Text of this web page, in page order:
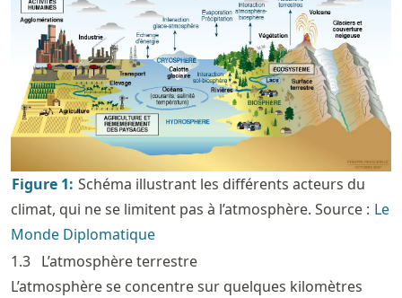
Figure 1: Schéma illustrant les différents acteurs du
climat, qui ne se limitent pas à l’atmosphère. Source : Le
Monde Diplomatique
1.3 L’atmosphère terrestre
L’atmosphère se concentre sur quelques kilomètres